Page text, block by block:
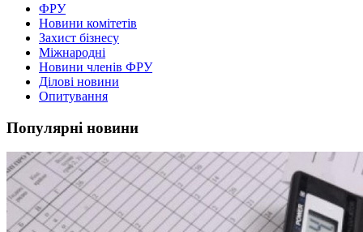
ФРУ
Новини комітетів
Захист бізнесу
Міжнародні
Новини членів ФРУ
Ділові новини
Опитування
Популярні новини